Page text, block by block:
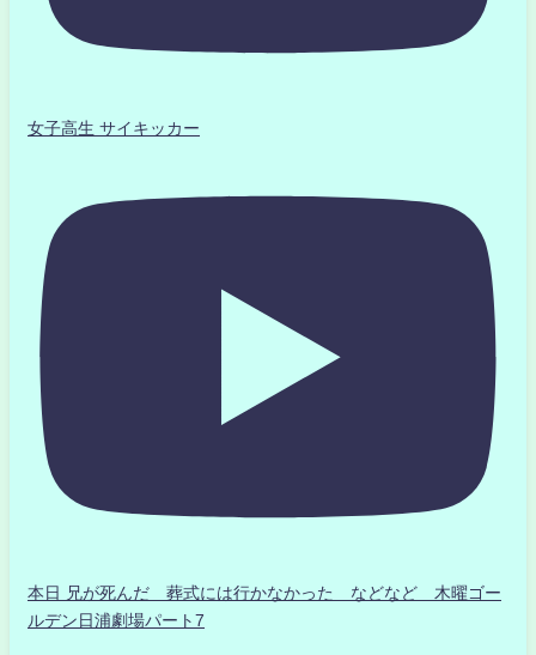
女子高生 サイキッカー
本日 兄が死んだ 葬式には行かなかった などなど 木曜ゴー
ルデン日浦劇場パート7